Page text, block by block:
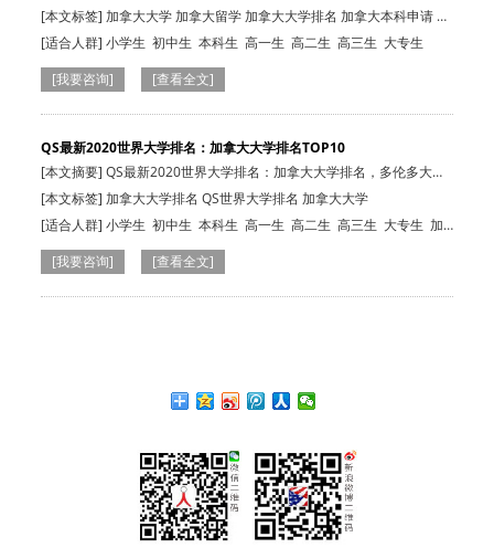
名新鲜出炉…
[本文标签] 加拿大大学 加拿大留学 加拿大大学排名 加拿大本科申请 加
拿大硕士申请
[适合人群] 小学生 初中生 本科生 高一生 高二生 高三生 大专生
[我要咨询]
[查看全文]
QS最新2020世界大学排名：加拿大大学排名TOP10
[本文摘要] QS最新2020世界大学排名：加拿大大学排名，多伦多大
学、麦吉尔大学…
[本文标签] 加拿大大学排名 QS世界大学排名 加拿大大学
[适合人群] 小学生 初中生 本科生 高一生 高二生 高三生 大专生 加
拿大在读生
[我要咨询] [查看全文]